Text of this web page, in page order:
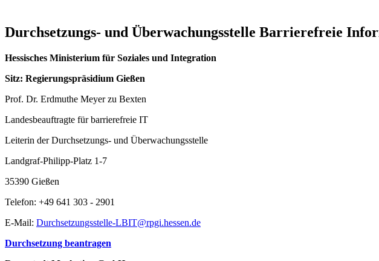
Durchsetzungs- und Überwachungsstelle Barrierefreie
Hessisches Ministerium für Soziales und Integration
Sitz: Regierungspräsidium Gießen
Prof. Dr. Erdmuthe Meyer zu Bexten
Landesbeauftragte für barrierefreie IT
Leiterin der Durchsetzungs- und Überwachungsstelle
Landgraf-Philipp-Platz 1-7
35390 Gießen
Telefon: +49 641 303 - 2901
E-Mail: Durchsetzungsstelle-LBIT@rpgi.hessen.de
Durchsetzung beantragen